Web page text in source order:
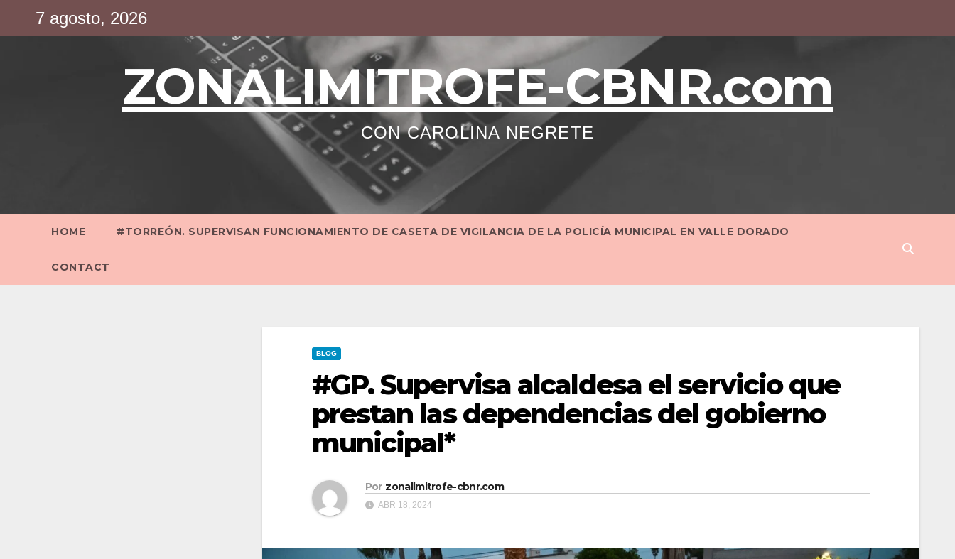
7 agosto, 2026
ZONALIMITROFE-CBNR.com
CON CAROLINA NEGRETE
HOME #TORREÓN. SUPERVISAN FUNCIONAMIENTO DE CASETA DE VIGILANCIA DE LA POLICÍA MUNICIPAL EN VALLE DORADO
CONTACT
BLOG
#GP. Supervisa alcaldesa el servicio que
prestan las dependencias del gobierno
municipal*
Por zonalimitrofe-cbnr.com
ABR 18, 2024